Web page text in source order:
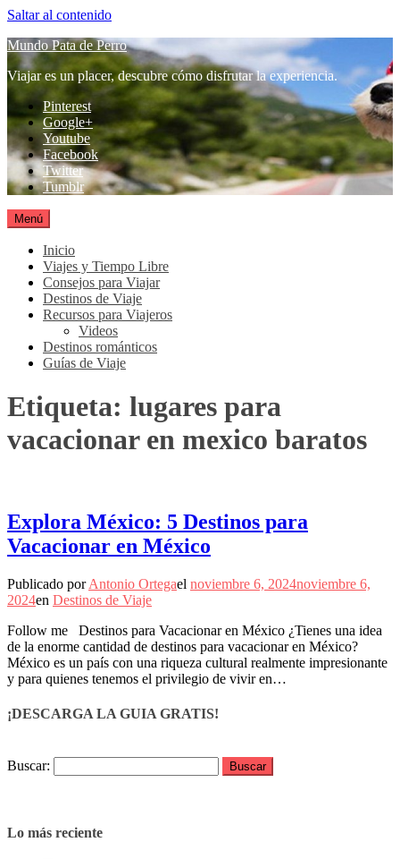
Saltar al contenido
Mundo Pata de Perro
Viajar es un placer, descubre cómo disfrutar la experiencia.
Pinterest
Google+
Youtube
Facebook
Twitter
Tumblr
Menú
Inicio
Viajes y Tiempo Libre
Consejos para Viajar
Destinos de Viaje
Recursos para Viajeros
Videos
Destinos románticos
Guías de Viaje
Etiqueta: lugares para
vacacionar en mexico baratos
Explora México: 5 Destinos para
Vacacionar en México
Publicado porAntonio Ortegael noviembre 6, 2024noviembre 6,
2024en Destinos de Viaje
Follow me Destinos para Vacacionar en México ¿Tienes una idea
de la enorme cantidad de destinos para vacacionar en México?
México es un país con una riqueza cultural realmente impresionante
y para quienes tenemos el privilegio de vivir en…
¡DESCARGA LA GUIA GRATIS!
Buscar:
Lo más reciente